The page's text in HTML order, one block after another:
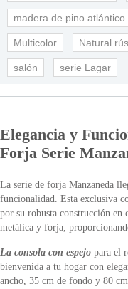
madera de pino atlántico
Multicolor Natural
salón serie Lagar
Elegancia y
Forja Serie
La serie de forja Manzaneda
funcionalidad. Esta exclusiva
por su robusta construcción en
metálica y forja,
La consola con espejo para el
bienvenida a tu hogar con
ancho, 35 cm de fondo y 80